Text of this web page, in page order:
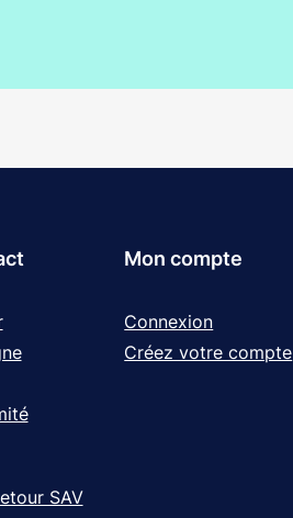
SAV
Mon compte
Connexion
Créez votre compte